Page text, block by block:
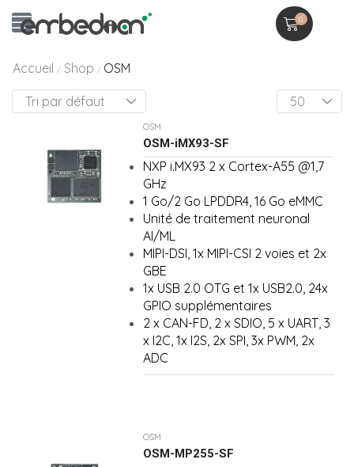
0
Accueil / Shop / OSM
OSM
OSM-iMX93-SF
NXP i.MX93 2 x Cortex-A55 @1,7
GHz
1 Go/2 Go LPDDR4, 16 Go eMMC
Unité de traitement neuronal
AI/ML
MIPI-DSI, 1x MIPI-CSI 2 voies et 2x
GBE
1x USB 2.0 OTG et 1x USB2.0, 24x
GPIO supplémentaires
2 x CAN-FD, 2 x SDIO, 5 x UART, 3
x I2C, 1x I2S, 2x SPI, 3x PWM, 2x
ADC
OSM
OSM-MP255-SF